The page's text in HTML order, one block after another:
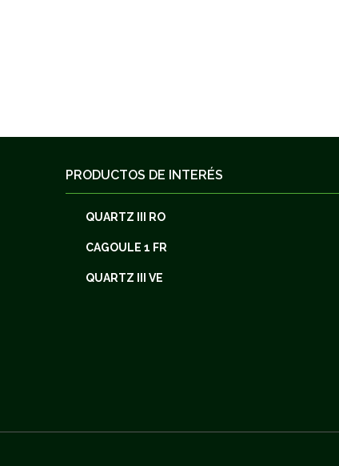
PRODUCTOS DE INTERÉS
QUARTZ III RO
CAGOULE 1 FR
QUARTZ III VE